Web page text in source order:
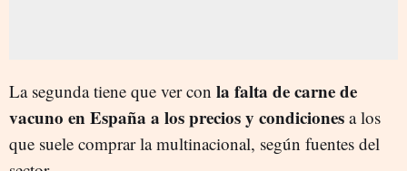
La segunda tiene que ver con la falta de carne de
vacuno en España a los precios y condiciones a los
que suele comprar la multinacional, según fuentes del